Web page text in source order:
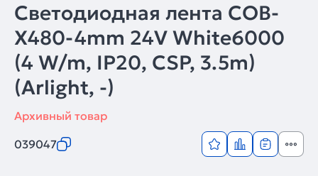
Светодиодная лента COB-
X480-4mm 24V White6000
(4 W/m, IP20, CSP, 3.5m)
(Arlight, -)
Архивный товар
039047